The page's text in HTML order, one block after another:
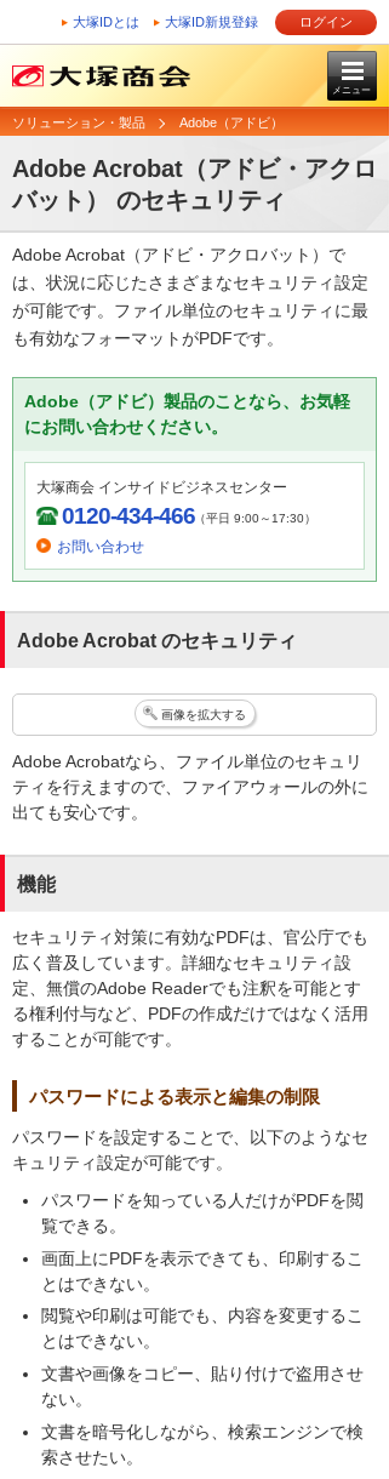
大塚IDとは 大塚ID新規登録 ログイン
メニュー
ソリューション・製品 Adobe（アドビ）
Adobe Acrobat（アドビ・アクロ
バット） のセキュリティ
Adobe Acrobat（アドビ・アクロバット）で
は、状況に応じたさまざまなセキュリティ設定
が可能です。ファイル単位のセキュリティに最
も有効なフォーマットがPDFです。
Adobe（アドビ）製品のことなら、お気軽
にお問い合わせください。
大塚商会 インサイドビジネスセンター
0120-434-466（平日 9:00～17:30）
お問い合わせ
Adobe Acrobat のセキュリティ
画像を拡大する
Adobe Acrobatなら、ファイル単位のセキュリ
ティを行えますので、ファイアウォールの外に
出ても安心です。
機能
セキュリティ対策に有効なPDFは、官公庁でも
広く普及しています。詳細なセキュリティ設
定、無償のAdobe Readerでも注釈を可能とす
る権利付与など、PDFの作成だけではなく活用
することが可能です。
パスワードによる表示と編集の制限
パスワードを設定することで、以下のようなセ
キュリティ設定が可能です。
パスワードを知っている人だけがPDFを閲
覧できる。
画面上にPDFを表示できても、印刷するこ
とはできない。
閲覧や印刷は可能でも、内容を変更するこ
とはできない。
文書や画像をコピー、貼り付けで盗用させ
ない。
文書を暗号化しながら、検索エンジンで検
索させたい。